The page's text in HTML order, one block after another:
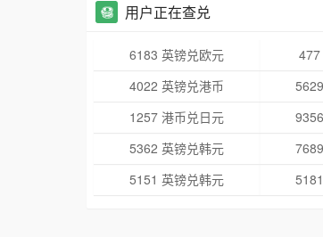
用户正在查兑
6183 英镑兑欧元
4022 英镑兑港币
1257 港币兑日元
5362 英镑兑韩元
5151 英镑兑韩元